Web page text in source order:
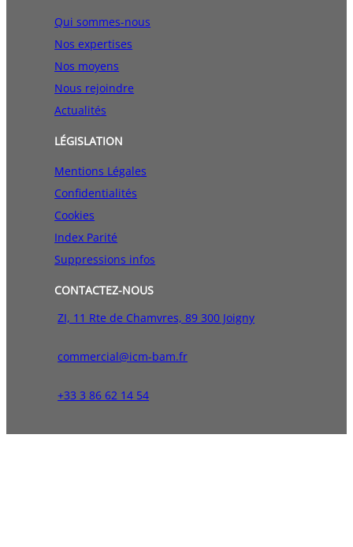
Qui sommes-nous
Nos expertises
Nos moyens
Nous rejoindre
Actualités
LÉGISLATION
Mentions Légales
Confidentialités
Cookies
Index Parité
Suppressions infos
CONTACTEZ-NOUS
ZI, 11 Rte de Chamvres, 89 300 Joigny
commercial@icm-bam.fr
+33 3 86 62 14 54